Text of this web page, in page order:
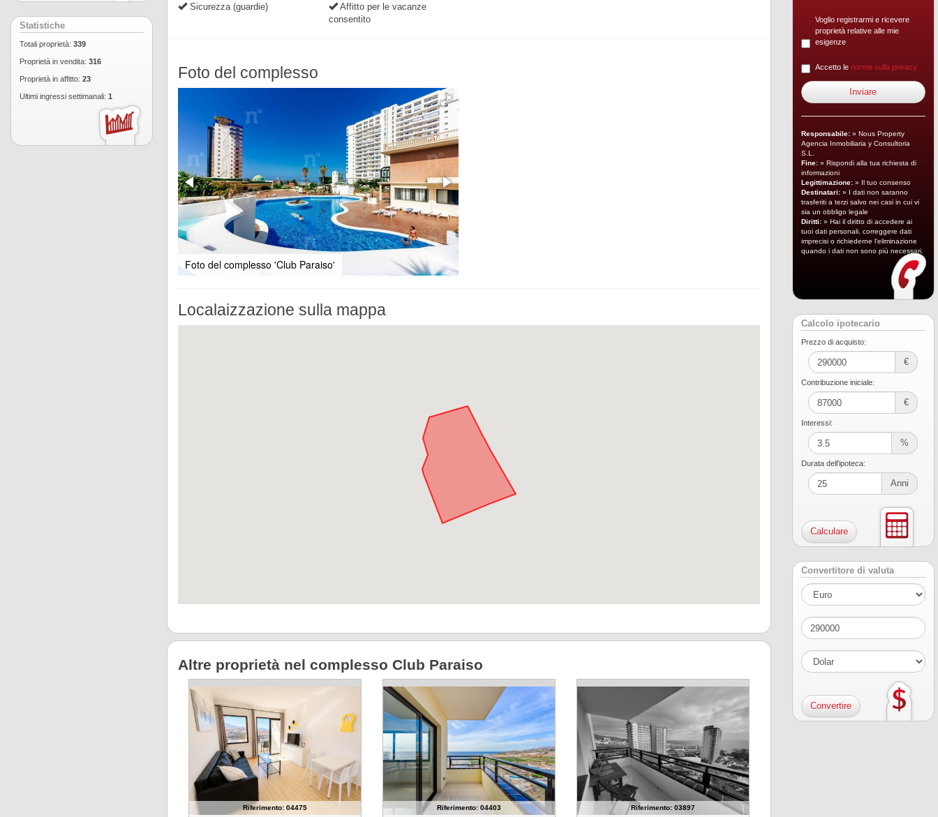
Statistiche
Totali proprietà: 339
Proprietà in vendita: 316
Proprietà in affitto: 23
Ultimi ingressi settimanali: 1
Sicurezza (guardie)
Affitto per le vacanze
consentito
Foto del complesso
Foto del complesso 'Club Paraiso'
Localaizzazione sulla mappa
Altre proprietà nel complesso Club Paraiso
Riferimento: 04475 Riferimento: 04403 Riferimento: 03897
Voglio registrarmi e ricevere
proprietà relative alle mie
esigenze
Accetto le norme sulla privacy
Responsabile: » Nous Property
Agencia Inmobiliaria y Consultoria
S.L.
Fine: » Rispondi alla tua richiesta di
informazioni
Legittimazione: » Il tuo consenso
Destinatari: » I dati non saranno
trasferiti a terzi salvo nei casi in cui vi
sia un obbligo legale
Diritti: » Hai il diritto di accedere ai
tuoi dati personali, correggere dati
imprecisi o richiederne l'eliminazione
quando i dati non sono più necessari.
Calcolo ipotecario
Prezzo di acquisto:
€
Contribuzione iniciale:
€
Interessi:
%
Durata dell'ipoteca:
Anni
Convertitore di valuta